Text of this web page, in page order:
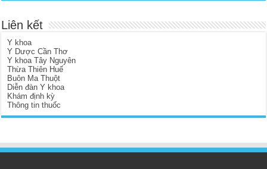
Liên kết
Y khoa
Y Dược Cần Thơ
Y khoa Tây Nguyên
Thừa Thiên Huế
Buôn Ma Thuột
Diễn đàn Y khoa
Khám định kỳ
Thông tin thuốc